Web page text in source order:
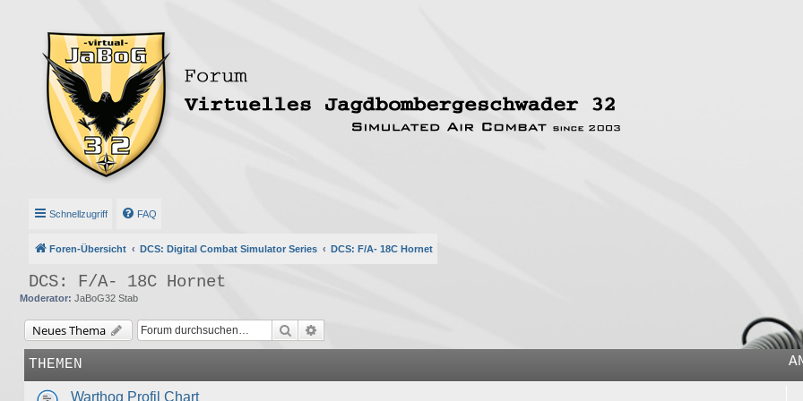
Schnellzugriff FAQ
Foren-Übersicht DCS: Digital Combat Simulator Series DCS: F/A- 18C Hornet
DCS: F/A- 18C Hornet
Moderator: JaBoG32 Stab
Neues Thema Suche
THEMEN
Warthog Profil Chart